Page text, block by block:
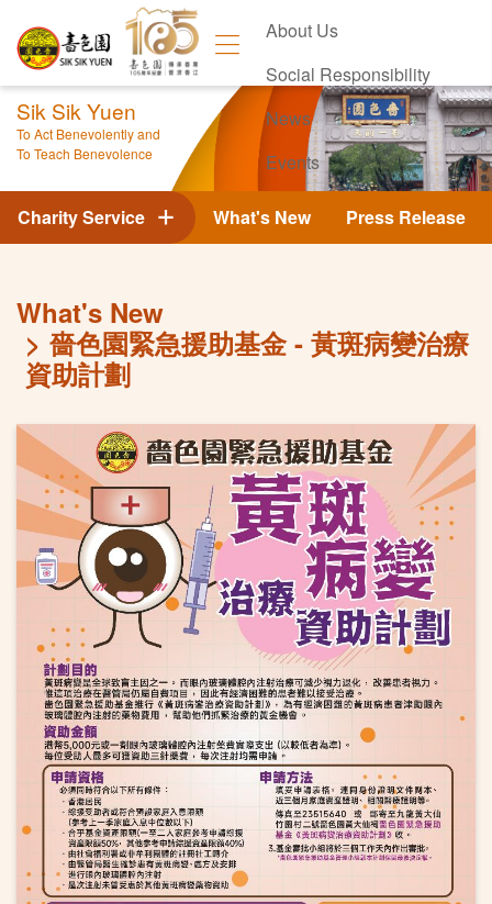
About Us
Social Responsibility
News
Events
Contact Us
Sik Sik Yuen
To Act Benevolently and
To Teach Benevolence
What's New Press Release
Charity Service
What's New
嗇色園緊急援助基金 - 黃斑病變治療
資助計劃